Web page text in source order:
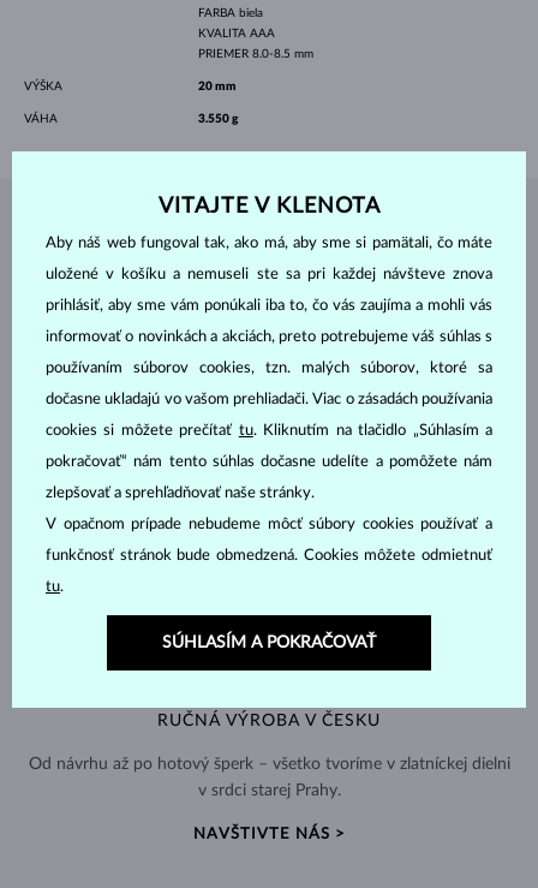
FARBA biela
KVALITA AAA
PRIEMER 8.0-8.5 mm
VÝŠKA 20 mm
VÁHA 3.550 g
ŠPERKY Z ATELIÉRU KLENOTA
RUČNÁ VÝROBA V ČESKU
Od návrhu až po hotový šperk – všetko tvoríme v zlatníckej dielni
v srdci starej Prahy.
NAVŠTIVTE NÁS >
VITAJTE V KLENOTA
Aby náš web fungoval tak, ako má, aby sme si pamätali, čo máte
uložené v košíku a nemuseli ste sa pri každej návšteve znova
prihlásiť, aby sme vám ponúkali iba to, čo vás zaujíma a mohli vás
informovať o novinkách a akciách, preto potrebujeme váš súhlas s
používaním súborov cookies, tzn. malých súborov, ktoré sa
dočasne ukladajú vo vašom prehliadači. Viac o zásadách používania
cookies si môžete prečítať tu. Kliknutím na tlačidlo „Súhlasím a
pokračovať“ nám tento súhlas dočasne udelíte a pomôžete nám
zlepšovať a sprehľadňovať naše stránky.
V opačnom prípade nebudeme môcť súbory cookies používať a
funkčnosť stránok bude obmedzená. Cookies môžete odmietnuť
tu.
SÚHLASÍM A POKRAČOVAŤ